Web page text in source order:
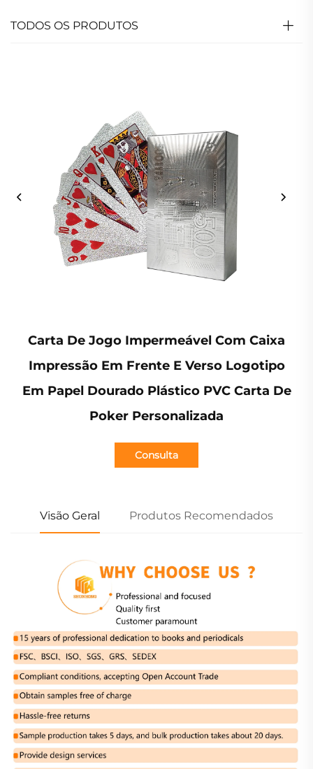
TODOS OS PRODUTOS
Carta De Jogo Impermeável Com Caixa
Impressão Em Frente E Verso Logotipo
Em Papel Dourado Plástico PVC Carta De
Poker Personalizada
Consulta
Visão Geral Produtos Recomendados